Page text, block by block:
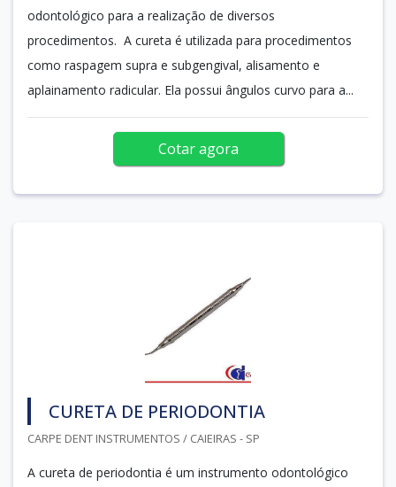
odontológico para a realização de diversos
procedimentos. A cureta é utilizada para procedimentos
como raspagem supra e subgengival, alisamento e
aplainamento radicular. Ela possui ângulos curvo para a...
Cotar agora
CURETA DE PERIODONTIA
CARPE DENT INSTRUMENTOS / CAIEIRAS - SP
A cureta de periodontia é um instrumento odontológico